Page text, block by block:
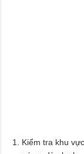
Kiểm tra khu